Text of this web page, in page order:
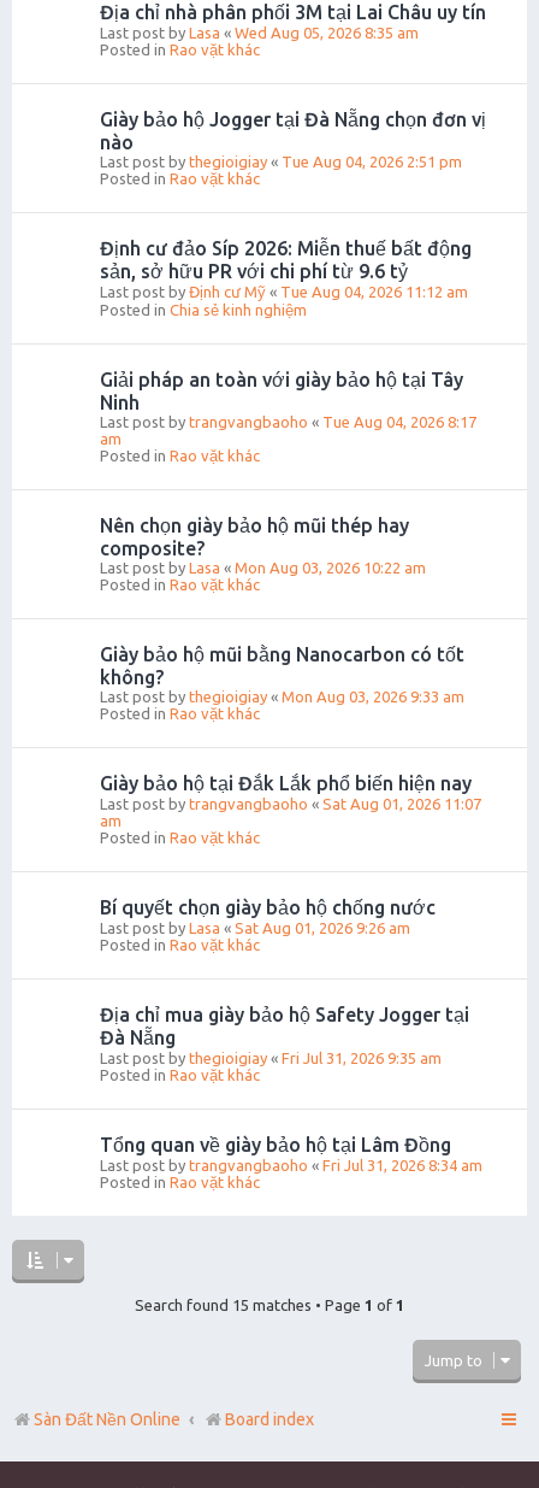
Địa chỉ nhà phân phối 3M tại Lai Châu uy tín
Last post by Lasa « Wed Aug 05, 2026 8:35 am
Posted in Rao vặt khác
Giày bảo hộ Jogger tại Đà Nẵng chọn đơn vị
nào
Last post by thegioigiay « Tue Aug 04, 2026 2:51 pm
Posted in Rao vặt khác
Định cư đảo Síp 2026: Miễn thuế bất động
sản, sở hữu PR với chi phí từ 9.6 tỷ
Last post by Định cư Mỹ « Tue Aug 04, 2026 11:12 am
Posted in Chia sẻ kinh nghiệm
Giải pháp an toàn với giày bảo hộ tại Tây
Ninh
Last post by trangvangbaoho « Tue Aug 04, 2026 8:17
am
Posted in Rao vặt khác
Nên chọn giày bảo hộ mũi thép hay
composite?
Last post by Lasa « Mon Aug 03, 2026 10:22 am
Posted in Rao vặt khác
Giày bảo hộ mũi bằng Nanocarbon có tốt
không?
Last post by thegioigiay « Mon Aug 03, 2026 9:33 am
Posted in Rao vặt khác
Giày bảo hộ tại Đắk Lắk phổ biến hiện nay
Last post by trangvangbaoho « Sat Aug 01, 2026 11:07
am
Posted in Rao vặt khác
Bí quyết chọn giày bảo hộ chống nước
Last post by Lasa « Sat Aug 01, 2026 9:26 am
Posted in Rao vặt khác
Địa chỉ mua giày bảo hộ Safety Jogger tại
Đà Nẵng
Last post by thegioigiay « Fri Jul 31, 2026 9:35 am
Posted in Rao vặt khác
Tổng quan về giày bảo hộ tại Lâm Đồng
Last post by trangvangbaoho « Fri Jul 31, 2026 8:34 am
Posted in Rao vặt khác
Search found 15 matches • Page 1 of 1
Jump to
Sàn Đất Nền Online Board index